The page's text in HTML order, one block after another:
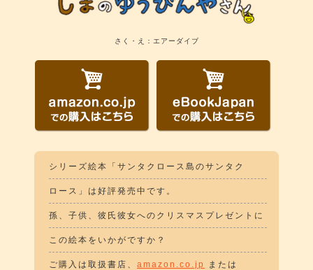
さく・え：エアーダイブ
シリーズ絵本「サンタクロース島のサンタク
ロース」は好評発売中です。
孫、子供、彼氏彼女へのクリスマスプレゼントに
この絵本をいかがですか？
ご購入は取扱書店、 amazon.co.jp または